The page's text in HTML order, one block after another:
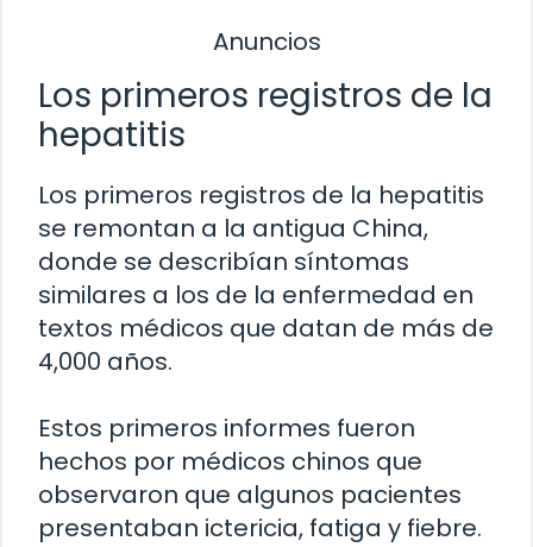
Anuncios
Los primeros registros de la
hepatitis
Los primeros registros de la hepatitis
se remontan a la antigua China,
donde se describían síntomas
similares a los de la enfermedad en
textos médicos que datan de más de
4,000 años.
Estos primeros informes fueron
hechos por médicos chinos que
observaron que algunos pacientes
presentaban ictericia, fatiga y fiebre.